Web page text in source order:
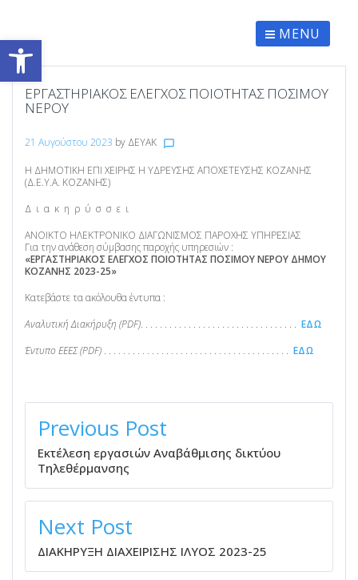
Ανοίξτε τη γραμμή εργαλείων MENU
ΕΡΓΑΣΤΗΡΙΑΚΟΣ ΕΛΕΓΧΟΣ ΠΟΙΟΤΗΤΑΣ ΠΟΣΙΜΟΥ
ΝΕΡΟΥ
21 Αυγούστου 2023 by ΔΕΥΑΚ chat_bubble_outline
Η ΔΗΜΟΤΙΚΗ ΕΠΙ ΧΕΙΡΗΣ Η ΥΔΡΕΥΣΗΣ ΑΠΟΧΕΤΕΥΣΗΣ ΚΟΖΑΝΗΣ
(Δ.Ε.Υ.Α. ΚΟΖΑΝΗΣ)
Δ ι α κ η ρ ύ σ σ ε ι
ΑΝΟΙΚΤΟ ΗΛΕΚΤΡΟΝΙΚΟ ΔΙΑΓΩΝΙΣΜΟΣ ΠΑΡΟΧΗΣ ΥΠΗΡΕΣΙΑΣ
Για την ανάθεση σύμβασης παροχής υπηρεσιών :
«ΕΡΓΑΣΤΗΡΙΑΚΟΣ ΕΛΕΓΧΟΣ ΠΟΙΟΤΗΤΑΣ ΠΟΣΙΜΟΥ ΝΕΡΟΥ ΔΗΜΟΥ
ΚΟΖΑΝΗΣ 2023-25»
Κατεβάστε τα ακόλουθα έντυπα :
Αναλυτική Διακήρυξη (PDF). . . . . . . . . . . . . . . . . . . . . . . . . . . . . . . . . ΕΔΩ
Έντυπο ΕΕΕΣ (PDF) . . . . . . . . . . . . . . . . . . . . . . . . . . . . . . . . . . . . . . . ΕΔΩ
ΠΛΟΉΓΗΣΗ
ΆΡΘΡΩΝ
Previous Post
Εκτέλεση εργασιών Αναβάθμισης δικτύου
Τηλεθέρμανσης
Next Post
ΔΙΑΚΗΡΥΞΗ ΔΙΑΧΕΙΡΙΣΗΣ ΙΛΥΟΣ 2023-25